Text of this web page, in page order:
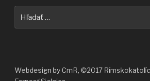
Webdesign by CmR, ©2017